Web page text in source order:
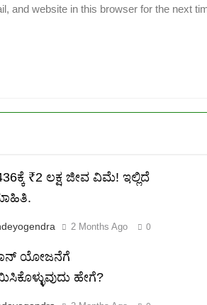
and website in this browser for the next
₹2 ಲಕ್ಷ ಜೀವ ವಿಮೆ! ಇಲ್ಲಿದೆ
2 Months Ago 0
ಯೋಜನೆಗೆ
ಹೇಗೆ?